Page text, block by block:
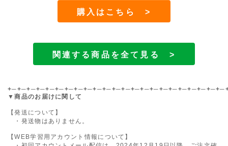
購入はこちら >
関連する商品を全て見る >
▼商品のお届けに関して
【発送について】
・発送物はありません。
【WEB学習用アカウント情報について】